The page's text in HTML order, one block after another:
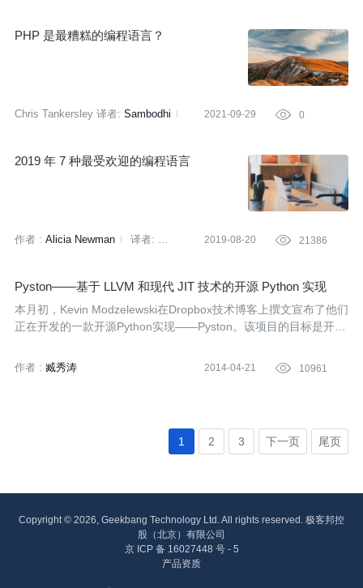
PHP 是最糟糕的编程语言？
Chris Tankersley 译者: Sambodhi
2021-09-29  0
2019 年 7 种最受欢迎的编程语言
作者 : Alicia Newman
译者:
2019-08-20  21386
Pyston——基于 LLVM 和现代 JIT 技术的开源 Python 实现
本月初，Kevin Modzelewski在Dropbox技术博客上撰文宣布了他们
正在开发的一款开源Python实现——Pyston。该项目的目标是开发
言所统治的领域。
作者 : 臧秀涛 2014-04-21  10961
1 2 3 下一页 尾页
Copyright © 2026, Geekbang Technology Ltd. All rights reserved. 极客邦控
股（北京）有限公司
京 ICP 备 16027448 号 - 5
产品资质